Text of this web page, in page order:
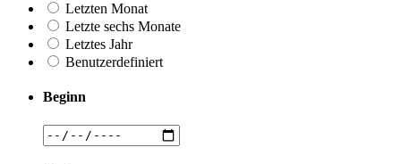
Letzten Monat
Letzte sechs Monate
Letztes Jahr
Benutzerdefiniert
Beginn